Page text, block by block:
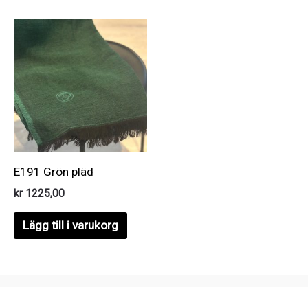
E191 Grön pläd
kr1225,00
Lägg till i varukorg